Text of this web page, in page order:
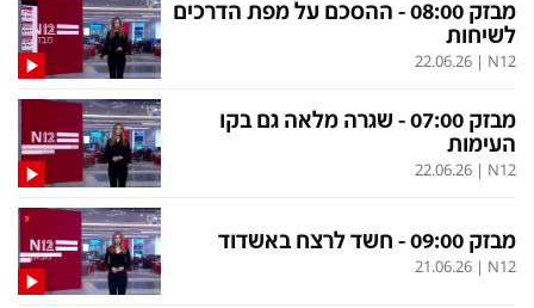
מדיני
בארץ
פלילי
חינוך
עיצוב ונדל''ן
המומחים במשכנתאות
המטולוגיה
ועידות קשת 12
להיאבק בסרטן
מבזק 08:00 - ההסכם על מפת הדרכים
לשיחות
N12
|
22.06.26
מבזק 07:00 - שגרה מלאה גם בקו
העימות
N12
|
22.06.26
מבזק 09:00 - חשד לרצח באשדוד
N12
|
21.06.26